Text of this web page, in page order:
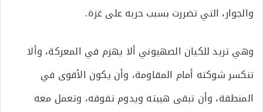
والجوار، التي تضررت بسبب حربه على غزة.
وهي تريد للكيان الصهيوني ألا يهزم في المعركة، وألا
تنكسر شوكته أمام المقاومة، وأن يكون الأقوى في
المنطقة، وأن تبقى هيبته ويدوم تفوقه، وتعمل معه